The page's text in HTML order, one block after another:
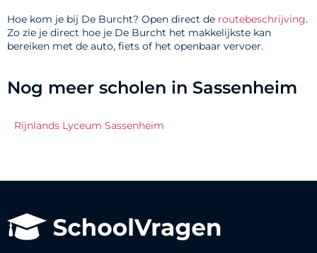
Hoe kom je bij De Burcht? Open direct de routebeschrijving.
Zo zie je direct hoe je De Burcht het makkelijkste kan
bereiken met de auto, fiets of het openbaar vervoer.
Nog meer scholen in Sassenheim
Rijnlands Lyceum Sassenheim